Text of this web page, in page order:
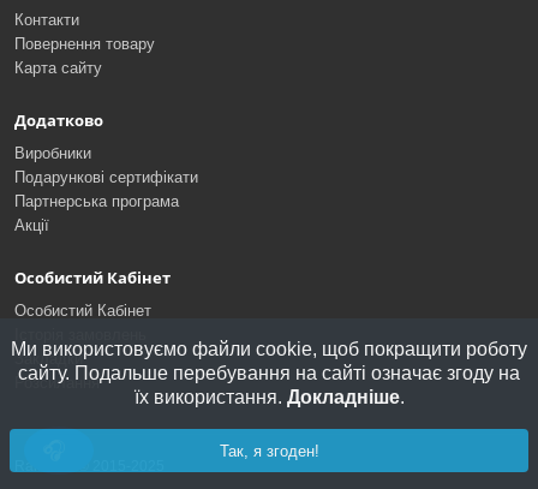
Контакти
Повернення товару
Карта сайту
Додатково
Виробники
Подарункові сертифікати
Партнерська програма
Акції
Особистий Кабінет
Особистий Кабінет
Закладки
Розсилання
Ми використовуємо файли cookie, щоб покращити роботу
сайту. Подальше перебування на сайті означає згоду на
їх використання. Докладніше.
Так, я згоден!